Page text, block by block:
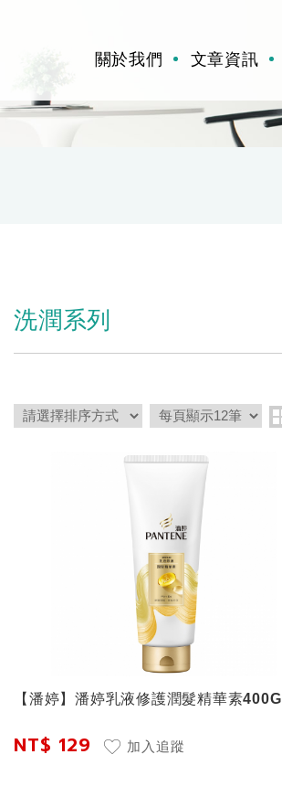
關於我們 文章資訊
洗潤系列
【潘婷】潘婷乳液修護潤髮精華素400G
NT$ 129 加入追蹤